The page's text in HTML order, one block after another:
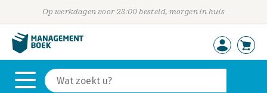
Op werkdagen voor 23:00 besteld, morgen in huis